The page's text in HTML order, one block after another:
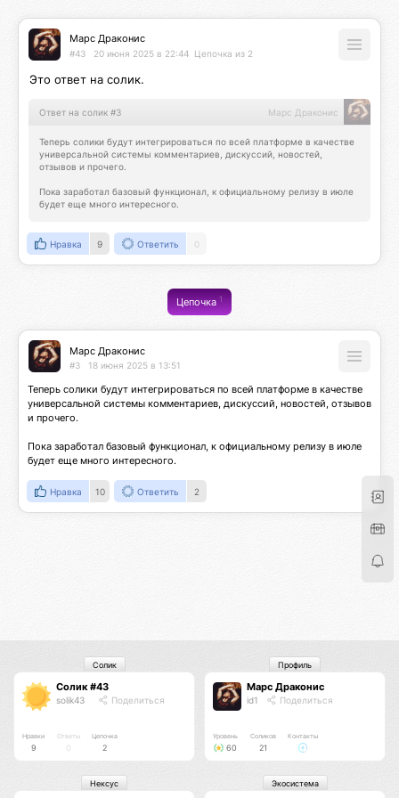
Марс Драконис
#43 20 июня 2025 в 22:44 Цепочка из 2
Это ответ на солик.
Ответ на солик #3 Марс Драконис
Теперь солики будут интегрироваться по всей платформе в качестве
универсальной системы комментариев, дискуссий, новостей,
отзывов и прочего.
Пока заработал базовый функционал, к официальному релизу в июле
будет еще много интересного.
Нравка 9 Ответить 0
Цепочка1
Марс Драконис
#3 18 июня 2025 в 13:51
Теперь солики будут интегрироваться по всей платформе в качестве
универсальной системы комментариев, дискуссий, новостей, отзывов
и прочего.
Пока заработал базовый функционал, к официальному релизу в июле
будет еще много интересного.
Нравка 10 Ответить 2
Солик #43
solik43 Поделиться
Нравки
9
Ответы
0
Цепочка
2
Солик
Марс Драконис
id1 Поделиться
Уровень
60
Соликов
21
Контакты
Профиль
Нексус Экосистема